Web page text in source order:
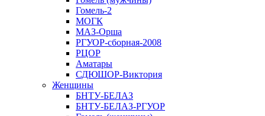
Гомель-2
МОГК
МАЗ-Орша
РГУОР-сборная-2008
РЦОР
Аматары
СДЮШОР-Виктория
Женщины
БНТУ-БЕЛАЗ
БНТУ-БЕЛАЗ-РГУОР